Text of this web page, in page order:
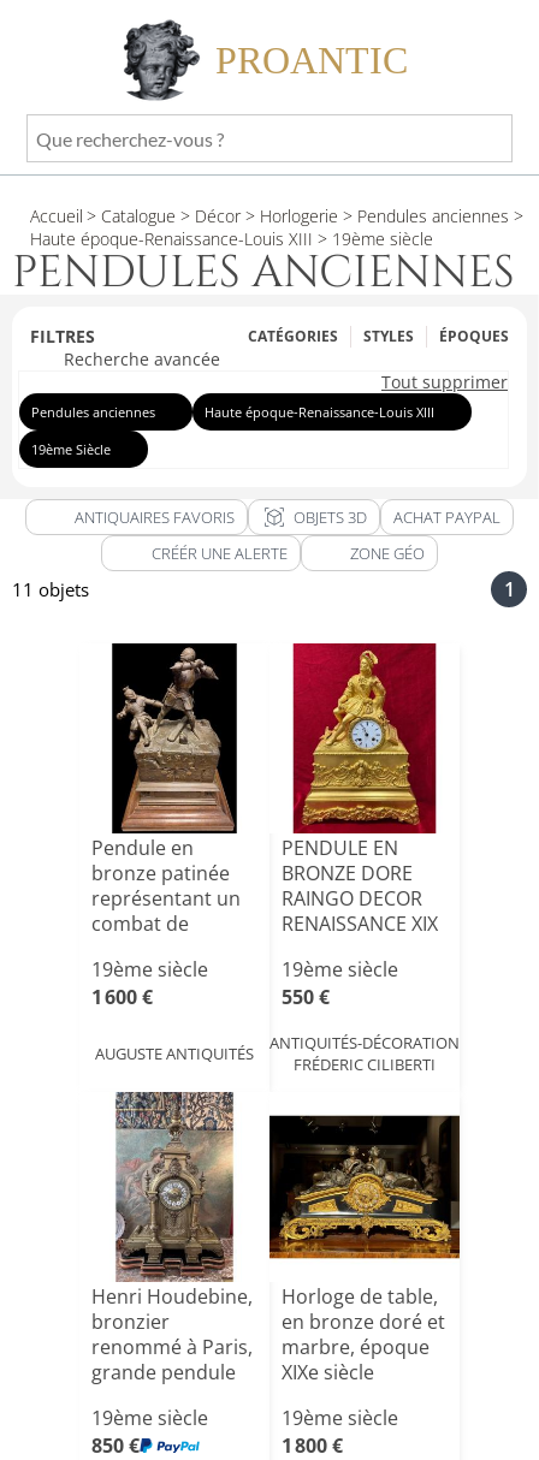
PROANTIC
Que
recherchez-
?
Accueil > Catalogue > Décor> Horlogerie > Pendules anciennes >
Haute époque-Renaissance-Louis XIII > 19ème siècle
PENDULES ANCIENNES
FILTRES CATÉGORIES STYLES ÉPOQUES
Recherche avancée
Tout supprimer
Pendules anciennes Haute époque-Renaissance-Louis XIII
19ème Siècle
ANTIQUAIRES FAVORIS view_in_ar OBJETS 3D
ACHAT PAYPAL
CRÉÉR UNE ALERTE
ZONE GÉO
11 objets 1
Pendule en
bronze patinée
représentant un
combat de
19ème siècle
1 600 €
AUGUSTE ANTIQUITÉS
PENDULE EN
BRONZE DORE
RAINGO DECOR
RENAISSANCE XIX
19ème siècle
550 €
ANTIQUITÉS-DÉCORATION
FRÉDERIC CILIBERTI
Henri Houdebine,
bronzier
renommé à Paris,
grande pendule
19ème siècle
850 €
Horloge de table,
en bronze doré et
marbre, époque
XIXe siècle
19ème siècle
1 800 €